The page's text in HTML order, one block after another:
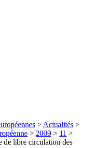
> Actualités >
> 2009 > 11 >
de libre circulation des